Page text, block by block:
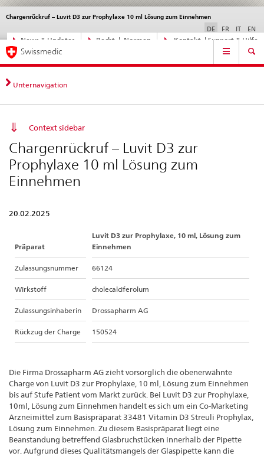
Direktnavigation
News,
Rechtsgrundlagen,
News & Updates Recht | Normen Kontakt | Support & Hilfe
Chargenrückruf – Luvit D3 zur Prophylaxe 10 ml Lösung zum Einnehmen
Sprachwahl
DE FR IT EN
Service
Hauptnavigation
Swissmedic
Unternavigation
Context sidebar
Chargenrückruf – Luvit D3 zur
Prophylaxe 10 ml Lösung zum
Einnehmen
20.02.2025
Präparat
Luvit D3 zur Prophylaxe, 10 ml, Lösung zum
Einnehmen
Zulassungsnummer 66124
Wirkstoff cholecalciferolum
Zulassungsinhaberin Drossapharm AG
Rückzug der Charge 150524
Die Firma Drossapharm AG zieht vorsorglich die obenerwähnte
Charge von Luvit D3 zur Prophylaxe, 10 ml, Lösung zum Einnehmen
bis auf Stufe Patient vom Markt zurück. Bei Luvit D3 zur Prophylaxe,
10ml, Lösung zum Einnehmen handelt es sich um ein Co-Marketing
Arzneimittel zum Basispräparat 33481 Vitamin D3 Streuli Prophylax,
Lösung zum Einnehmen. Zu diesem Basispräparat liegt eine
Beanstandung betreffend Glasbruchstücken innerhalb der Pipette
vor. Aufgrund dieses Qualitätsmangels der Glaspipette kann die